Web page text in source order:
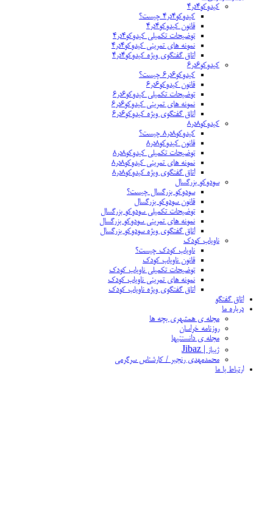
کیدوکو۴در۴
کیدوکو۴در۴ چیست؟
قانون کیدوکو۴در۴
توضیحات تکمیلی کیدوکو۴در۴
نمونه های تمرینی کیدوکو۴در۴
اتاق گفتگوی ویژه کیدوکو۴در۴
کیدوکو۶در۶
کیدوکو۶در۶ چیست؟
قانون کیدوکو۶در۶
توضیحات تکمیلی کیدوکو۶در۶
نمونه های تمرینی کیدوکو۶در۶
اتاق گفتگوی ویژه کیدوکو۶در۶
کیدوکو۸در۸
کیدوکو۸در۸ چیست؟
قانون کیدوکو۸در۸
توضیحات تکمیلی کیدوکو۸در۸
نمونه های تمرینی کیدوکو۸در۸
اتاق گفتگوی ویژه کیدوکو۸در۸
سودوکو بزرگسال
سودوکو بزرگسال چیست؟
قانون سودوکو بزرگسال
توضیحات تکمیلی سودوکو بزرگسال
نمونه های تمرینی سودوکو بزرگسال
اتاق گفتگوی ویژه سودوکو بزرگسال
ناویاب کودک
ناویاب کودک چیست؟
قانون ناویاب کودک
توضیحات تکمیلی ناویاب کودک
نمونه های تمرینی ناویاب کودک
اتاق گفتگوی ویژه ناویاب کودک
اتاق گفتگو
درباره ما
مجله ی همشهری بچه ها
روزنامه خراسان
مجله ی دانستنیها
ژیباز | Jibaz
محمدمهدی رنجبر / کارشناس سرگرمی
ارتباط با ما